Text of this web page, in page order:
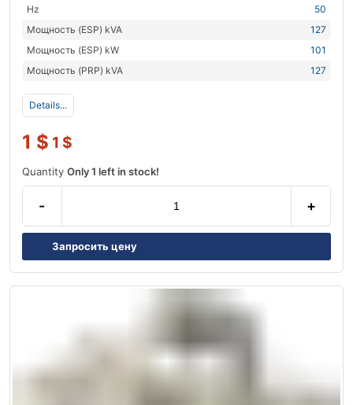
Hz
50
Мощность (ESP) kVA
127
Мощность (ESP) kW
101
Мощность (PRP) kVA
127
Details...
1 $ 1 $
Quantity Only 1 left in stock!
- +
Запросить цену